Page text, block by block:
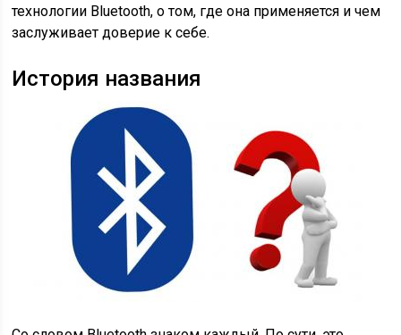
технологии Bluetooth, о том, где она применяется и чем
заслуживает доверие к себе.
История названия